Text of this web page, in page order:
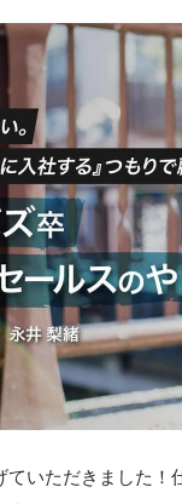
ていただきました